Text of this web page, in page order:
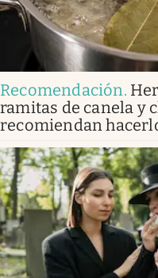
Recomendación.
ramitas de canela y
recomiendan